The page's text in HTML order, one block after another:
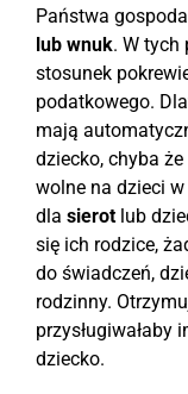
Państwa
lub wnuk. W tych
stosunek
podatkowego.
mają
dziecko, chyba
wolne na dzieci
dla sierotlub
się ich rodzice,
do świadczeń,
rodzinny.
przysługiwałaby
dziecko.